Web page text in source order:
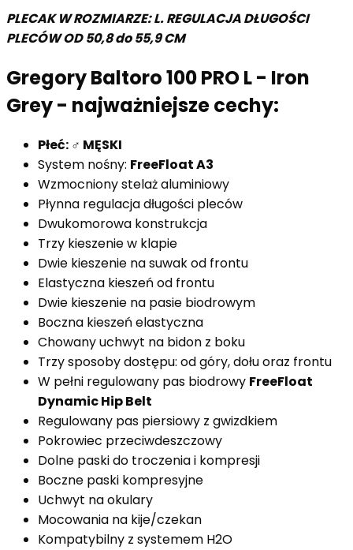
PLECAK W ROZMIARZE: L. REGULACJA DŁUGOŚCI
PLECÓW OD 50,8 do 55,9 CM
Gregory Baltoro 100 PRO L - Iron
Grey - najważniejsze cechy:
Płeć: ♂ MĘSKI
System nośny: FreeFloat A3
Wzmocniony stelaż aluminiowy
Płynna regulacja długości pleców
Dwukomorowa konstrukcja
Trzy kieszenie w klapie
Dwie kieszenie na suwak od frontu
Elastyczna kieszeń od frontu
Dwie kieszenie na pasie biodrowym
Boczna kieszeń elastyczna
Chowany uchwyt na bidon z boku
Trzy sposoby dostępu: od góry, dołu oraz frontu
W pełni regulowany pas biodrowy FreeFloat
Dynamic Hip Belt
Regulowany pas piersiowy z gwizdkiem
Pokrowiec przeciwdeszczowy
Dolne paski do troczenia i kompresji
Boczne paski kompresyjne
Uchwyt na okulary
Mocowania na kije/czekan
Kompatybilny z systemem H2O